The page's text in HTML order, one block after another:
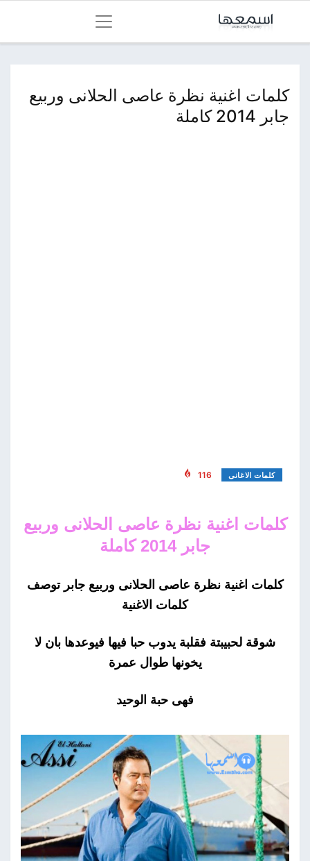
كلمات اغنية نظرة عاصى الحلانى وربيع
جابر 2014 كاملة
كلمات الاغانى 116
كلمات اغنية نظرة عاصى الحلانى وربيع
جابر 2014 كاملة
كلمات اغنية نظرة عاصى الحلانى وربيع جابر توصف
كلمات الاغنية
شوقة لحبيبتة فقلبة يدوب حبا فيها فيوعدها بان لا
يخونها طوال عمرة
فهى حبة الوحيد